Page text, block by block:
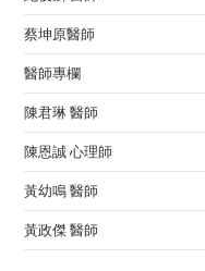
蔡坤原醫師
醫師專欄
陳君琳 醫師
陳恩誠 心理師
黃幼鳴 醫師
黃政傑 醫師